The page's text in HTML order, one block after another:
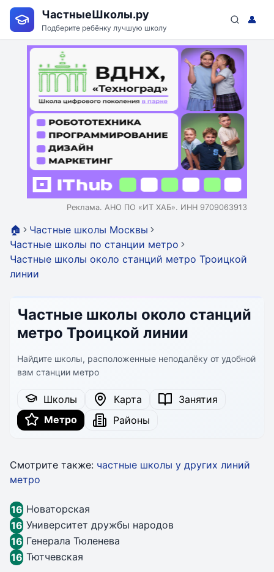
ЧастныеШколы.ру
Подберите ребёнку лучшую школу
👤
Реклама. АНО ПО «ИТ ХАБ». ИНН 9709063913
🏠
Частные школы Москвы
Частные школы по станции метро
Частные школы около станций метро Троицкой
линии
Частные школы около станций
метро Троицкой линии
Найдите школы, расположенные неподалёку от удобной
вам станции метро
Школы Карта
Занятия
Метро
Районы
Смотрите также: частные школы у других линий
метро
16 Новаторская
16 Университет дружбы народов
16 Генерала Тюленева
16 Тютчевская